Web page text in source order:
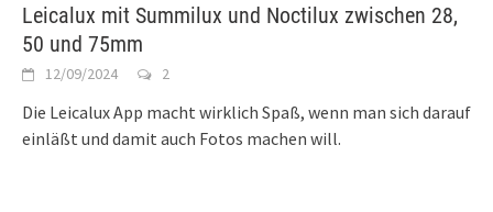
Leicalux mit Summilux und Noctilux zwischen 28,
50 und 75mm
12/09/2024 2
Die Leicalux App macht wirklich Spaß, wenn man sich darauf
einläßt und damit auch Fotos machen will.